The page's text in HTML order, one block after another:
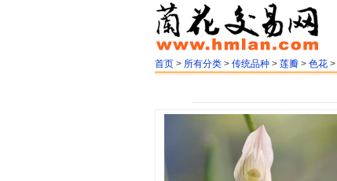
首页 > 所有分类 > 传统品种 > 莲瓣 > 色花 >